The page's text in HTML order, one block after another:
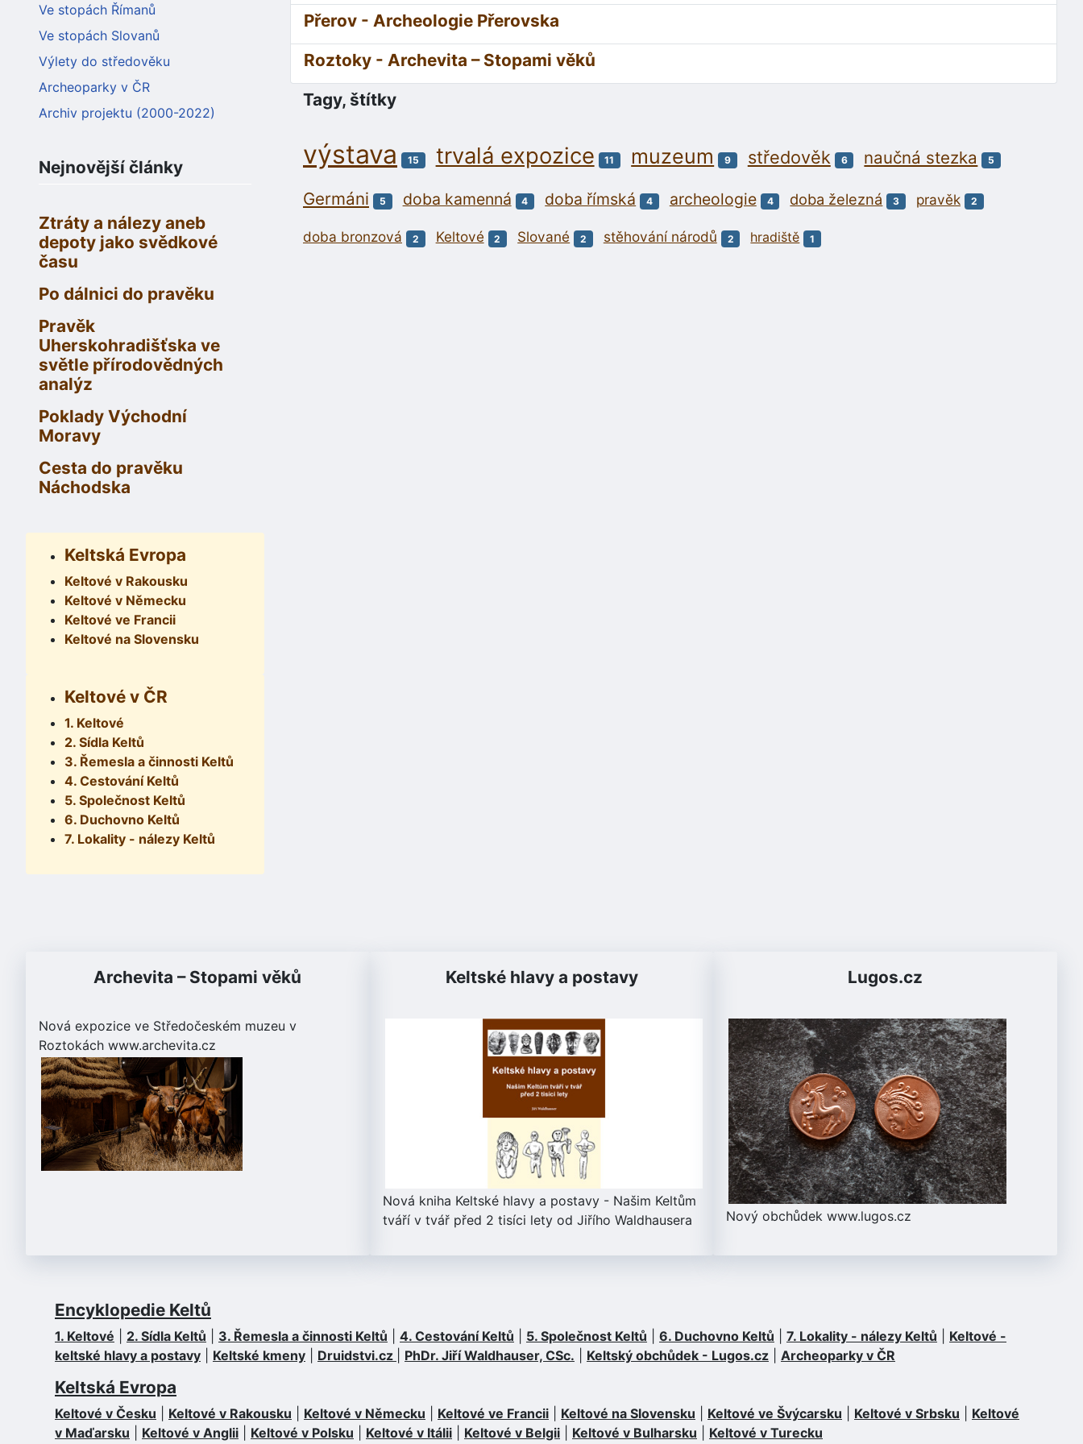
Ve stopách Římanů
Ve stopách Slovanů
Výlety do středověku
Archeoparky v ČR
Archiv projektu (2000-2022)
Nejnovější články
Ztráty a nálezy aneb
depoty jako svědkové
času
Po dálnici do pravěku
Pravěk
Uherskohradišťska ve
světle přírodovědných
analýz
Poklady Východní
Moravy
Cesta do pravěku
Náchodska
Keltská Evropa
Keltové v Rakousku
Keltové v Německu
Keltové ve Francii
Keltové na Slovensku
Keltové v ČR
1. Keltové
2. Sídla Keltů
3. Řemesla a činnosti Keltů
4. Cestování Keltů
5. Společnost Keltů
6. Duchovno Keltů
7. Lokality - nálezy Keltů
Přerov - Archeologie Přerovska
Roztoky - Archevita – Stopami věků
Tagy, štítky
výstava 15 trvalá expozice 11 muzeum 9 středověk 6 naučná stezka 5
Germáni 5 doba kamenná 4 doba římská 4 archeologie 4 doba železná 3 pravěk 2
doba bronzová 2 Keltové 2 Slované 2 stěhování národů 2 hradiště 1
Archevita – Stopami věků
Nová expozice ve Středočeském muzeu v
Roztokách www.archevita.cz
Keltské hlavy a postavy
Nová kniha Keltské hlavy a postavy- Našim Keltům
tváří v tvář před 2 tisíci lety od Jiřího Waldhausera
Lugos.cz
Nový obchůdekwww.lugos.cz
Encyklopedie Keltů
1. Keltové 2. Sídla Keltů 3. Řemesla a činnosti Keltů 4. Cestování Keltů 5. Společnost Keltů 6. Duchovno Keltů 7. Lokality - nálezy Keltů
Keltové -
keltské hlavy a postavy
Keltské kmeny Druidstvi.cz PhDr. Jiří Waldhauser, CSc. Keltský obchůdek - Lugos.cz Archeoparky v ČR
Keltská Evropa
Keltové v Česku Keltové v Rakousku Keltové v Německu Keltové ve Francii Keltové na Slovensku Keltové ve Švýcarsku Keltové v Srbsku
Keltové
v Maďarsku
Keltové v Anglii Keltové v Polsku Keltové v Itálii Keltové v Belgii Keltové v Bulharsku Keltové v Turecku